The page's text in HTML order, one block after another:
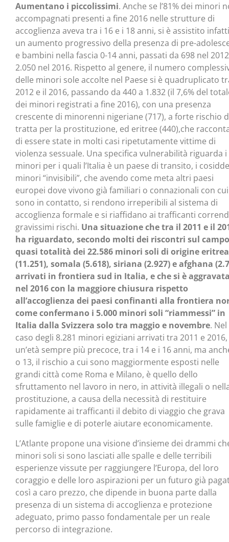
Aumentano i piccolissimi. Anche se l’81% dei minori
accompagnati presenti a fine 2016 nelle strutture di
accoglienza aveva tra i 16 e i 18 anni, si è assistito
un aumento progressivo della presenza di pre-
e bambini nella fascia 0-14 anni, passati da 698 nel
2.050 nel 2016. Rispetto al genere, il numero
delle minori sole accolte nel Paese si è quadruplicato
2012 e il 2016, passando da 440 a 1.832 (il 7,6% del
dei minori registrati a fine 2016), con una presenza
crescente di minorenni nigeriane (717), a forte rischio
tratta per la prostituzione, ed eritree (440),che
di essere state in molti casi ripetutamente vittime di
violenza sessuale. Una specifica vulnerabilità riguarda i
minori per i quali l’Italia è un paese di transito, i
minori “invisibili”, che avendo come meta altri paesi
europei dove vivono già familiari o connazionali con cui
sono in contatto, si rendono irreperibili al sistema di
accoglienza formale e si riaffidano ai trafficanti
gravissimi rischi. Una situazione che tra il 2011 e il
ha riguardato, secondo molti dei riscontri sul
quasi totalità dei 22.586 minori soli di origine eritrea
(11.251), somala (5.618), siriana (2.927) e afghana
arrivati in frontiera sud in Italia, e che si è
nel 2016 con la maggiore chiusura rispetto
all’accoglienza dei paesi confinanti alla frontiera
come confermano i 5.000 minori soli “riammessi” in
Italia dalla Svizzera solo tra maggio e novembre. Nel
caso degli 8.281 minori egiziani arrivati tra 2011 e
un’età sempre più precoce, tra i 14 e i 16 anni, ma
o 13, il rischio a cui sono maggiormente esposti nelle
grandi città come Roma e Milano, è quello dello
sfruttamento nel lavoro in nero, in attività illegali o
prostituzione, a causa della necessità di restituire
rapidamente ai trafficanti il debito di viaggio che grava
sulle famiglie e di poterle aiutare economicamente.
L’Atlante propone una visione d’insieme dei drammi
minori soli si sono lasciati alle spalle e delle terribili
esperienze vissute per raggiungere l’Europa, del loro
coraggio e delle loro aspirazioni per un futuro già
così a caro prezzo, che dipende in buona parte dalla
presenza di un sistema di accoglienza e protezione
adeguato, primo passo fondamentale per un reale
percorso di integrazione.